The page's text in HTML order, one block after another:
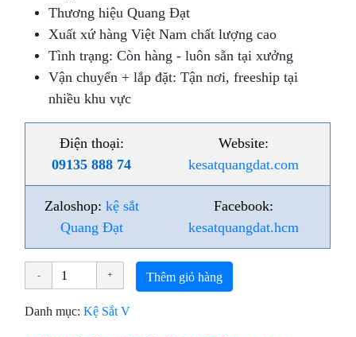
Thương hiệu Quang Đạt
Xuất xứ hàng Việt Nam chất lượng cao
Tình trạng: Còn hàng - luôn sẵn tại xưởng
Vận chuyển + lắp đặt: Tận nơi, freeship tại
nhiều khu vực
Điện thoại:
09135 888 74
Website:
kesatquangdat.com
Zaloshop: kệ sắt
Quang Đạt
Facebook:
kesatquangdat.hcm
Thêm giỏ hàng
Danh mục:Kệ Sắt V